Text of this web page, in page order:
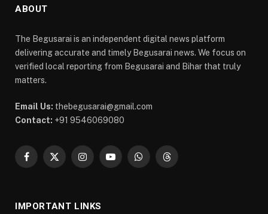
ABOUT
The Begusarai is an independent digital news platform
delivering accurate and timely Begusarai news. We focus on
verified local reporting from Begusarai and Bihar that truly
matters.
Email Us: thebegusarai@gmail.com
Contact: +91 9546069080
Facebook
X
InstagramYouTubeWhatsAppThreads
IMPORTANT LINKS